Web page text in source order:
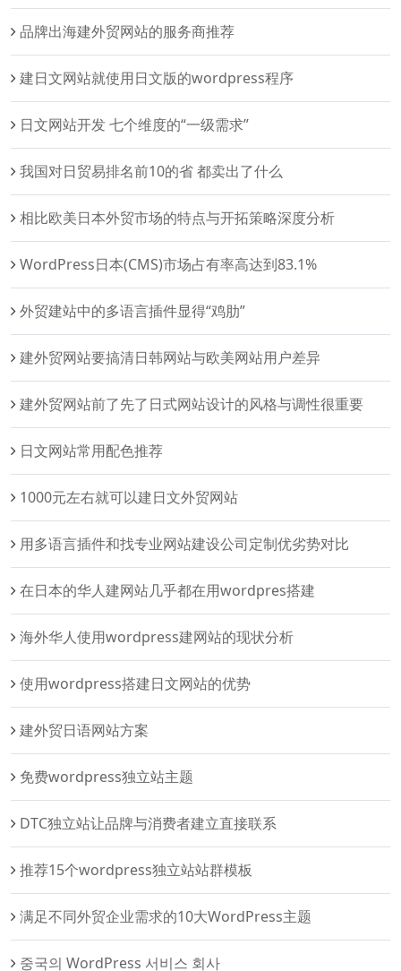
品牌出海建外贸网站的服务商推荐
建日文网站就使用日文版的wordpress程序
日文网站开发 七个维度的“一级需求”
我国对日贸易排名前10的省 都卖出了什么
相比欧美日本外贸市场的特点与开拓策略深度分析
WordPress日本(CMS)市场占有率高达到83.1%
外贸建站中的多语言插件显得“鸡肋”
建外贸网站要搞清日韩网站与欧美网站用户差异
建外贸网站前了先了日式网站设计的风格与调性很重要
日文网站常用配色推荐
1000元左右就可以建日文外贸网站
用多语言插件和找专业网站建设公司定制优劣势对比
在日本的华人建网站几乎都在用wordpres搭建
海外华人使用wordpress建网站的现状分析
使用wordpress搭建日文网站的优势
建外贸日语网站方案
免费wordpress独立站主题
DTC独立站让品牌与消费者建立直接联系
推荐15个wordpress独立站站群模板
满足不同外贸企业需求的10大WordPress主题
중국의 WordPress 서비스 회사